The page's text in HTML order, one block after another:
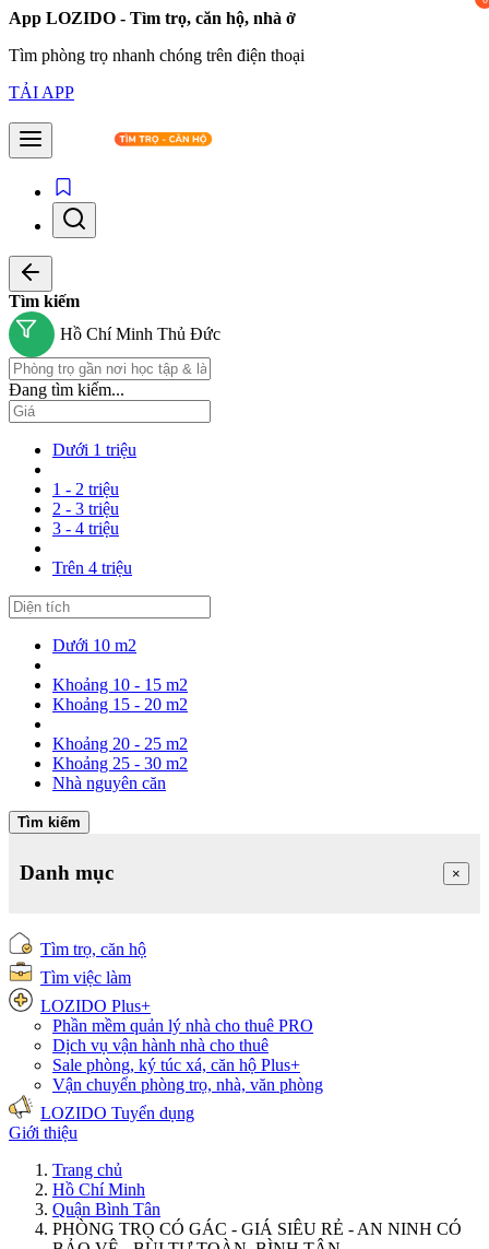
App LOZIDO - Tìm trọ, căn hộ, nhà ở
Tìm phòng trọ nhanh chóng trên điện thoại
TẢI APP
Tìm kiếm
Hồ Chí Minh Thủ Đức
Đang tìm kiếm...
Dưới 1 triệu
1 - 2 triệu
2 - 3 triệu
3 - 4 triệu
Trên 4 triệu
Dưới 10 m2
Khoảng 10 - 15 m2
Khoảng 15 - 20 m2
Khoảng 20 - 25 m2
Khoảng 25 - 30 m2
Nhà nguyên căn
Tìm kiếm
Danh mục ×
Tìm trọ, căn hộ
Tìm việc làm
LOZIDO Plus+
Phần mềm quản lý nhà cho thuê PRO
Dịch vụ vận hành nhà cho thuê
Sale phòng, ký túc xá, căn hộ Plus+
Vận chuyển phòng trọ, nhà, văn phòng
LOZIDO Tuyển dụng
Giới thiệu
Trang chủ
Hồ Chí Minh
Quận Bình Tân
PHÒNG TRỌ CÓ GÁC - GIÁ SIÊU RẺ - AN NINH CÓ